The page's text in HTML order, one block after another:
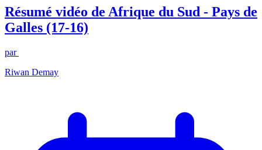
Résumé vidéo de Afrique du Sud - Pays de
Galles (17-16)
par
Riwan Demay